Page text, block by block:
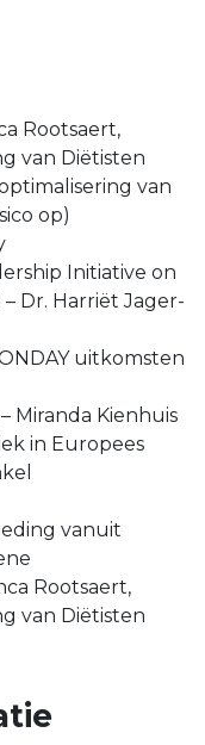
Rootsaert,
van Diëtisten
optimalisering van
op)
Initiative on
Dr. Harriët Jager-
uitkomsten
Miranda Kienhuis
in Europees
vanuit
Rootsaert,
van Diëtisten